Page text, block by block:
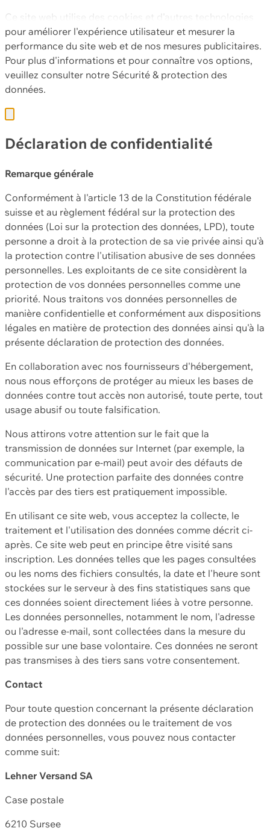
Ce site web utilise des cookies et d'autres technologies
pour améliorer l'expérience utilisateur et mesurer la
performance du site web et de nos mesures publicitaires.
Pour plus d'informations et pour connaître vos options,
veuillez consulter notre Sécurité & protection des
données.
Déclaration de confidentialité
Remarque générale
Conformément à l'article 13 de la Constitution fédérale
suisse et au règlement fédéral sur la protection des
données (Loi sur la protection des données, LPD), toute
personne a droit à la protection de sa vie privée ainsi qu'à
la protection contre l'utilisation abusive de ses données
personnelles. Les exploitants de ce site considèrent la
protection de vos données personnelles comme une
priorité. Nous traitons vos données personnelles de
manière confidentielle et conformément aux dispositions
légales en matière de protection des données ainsi qu'à la
présente déclaration de protection des données.
En collaboration avec nos fournisseurs d'hébergement,
nous nous efforçons de protéger au mieux les bases de
données contre tout accès non autorisé, toute perte, tout
usage abusif ou toute falsification.
Nous attirons votre attention sur le fait que la
transmission de données sur Internet (par exemple, la
communication par e-mail) peut avoir des défauts de
sécurité. Une protection parfaite des données contre
l'accès par des tiers est pratiquement impossible.
En utilisant ce site web, vous acceptez la collecte, le
traitement et l'utilisation des données comme décrit ci-
après. Ce site web peut en principe être visité sans
inscription. Les données telles que les pages consultées
ou les noms des fichiers consultés, la date et l'heure sont
stockées sur le serveur à des fins statistiques sans que
ces données soient directement liées à votre personne.
Les données personnelles, notamment le nom, l'adresse
ou l'adresse e-mail, sont collectées dans la mesure du
possible sur une base volontaire. Ces données ne seront
pas transmises à des tiers sans votre consentement.
Contact
Pour toute question concernant la présente déclaration
de protection des données ou le traitement de vos
données personnelles, vous pouvez nous contacter
comme suit:
Lehner Versand SA
Case postale
6210 Sursee